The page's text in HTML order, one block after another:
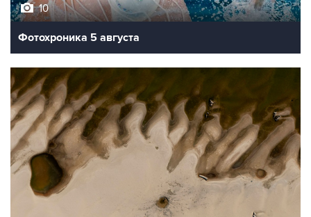
10
Фотохроника 5 августа